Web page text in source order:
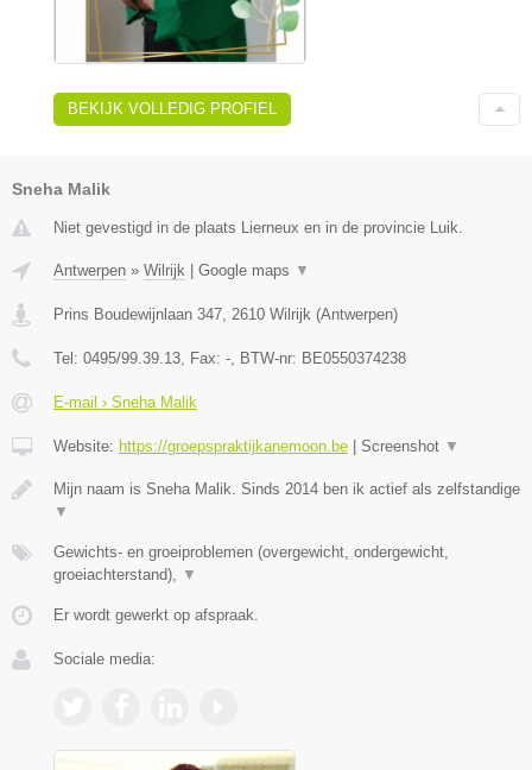
BEKIJK VOLLEDIG PROFIEL
Sneha Malik
Niet gevestigd in de plaats Lierneux en in de provincie Luik.
Antwerpen » Wilrijk | Google maps ▼
Prins Boudewijnlaan 347 2610 Wilrijk (Antwerpen)
Tel: 0495/99.39.13 , Fax: - , BTW-nr: BE0550374238
E-mail › Sneha Malik
Website: https://groepspraktijkanemoon.be | Screenshot ▼
Mijn naam is Sneha Malik. Sinds 2014 ben ik actief als zelfstandige
▼
Gewichts- en groeiproblemen (overgewicht, ondergewicht,
groeiachterstand),
▼
Er wordt gewerkt op afspraak.
Sociale media: